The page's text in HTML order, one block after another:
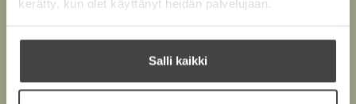
kerätty, kun olet käyttänyt heidän palvelujaan.
Salli kaikki